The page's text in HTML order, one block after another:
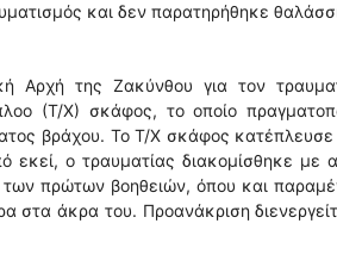
και δεν παρατηρήθηκε
Αρχή της Ζακύνθου για τον
(Τ/Χ) σκάφος, το οποίο
βράχου. Το Τ/Χ σκάφος κατέπλευσε
ο τραυματίας διακομίσθηκε με
πρώτων βοηθειών, όπου και
στα άκρα του. Προανάκριση